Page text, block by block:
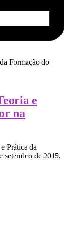
e
na
Prática da
setembro de 2015,